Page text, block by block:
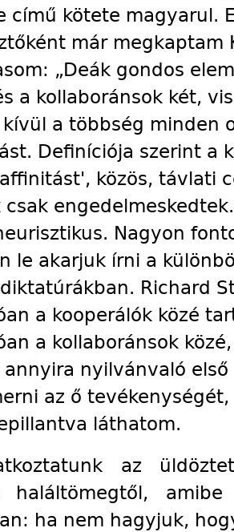
című kötete magyarul.
már megkaptam
„Deák gondos
a kollaboránsok két,
a többség minden
Definíciója szerint a
közös, távlati
csak
Nagyon
le akarjuk írni a
Richard
a kooperálók közé
a kollaboránsok
nyilvánvaló
az ő
láthatom.
az
haláltömegtől,
ha nem hagyjuk,